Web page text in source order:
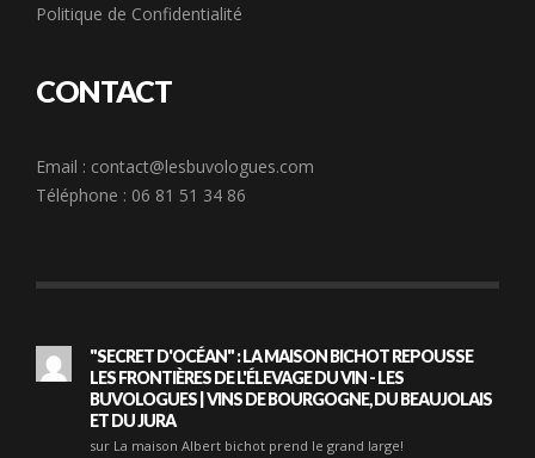
Politique de Confidentialité
CONTACT
Email : contact@lesbuvologues.com
Téléphone : 06 81 51 34 86
"SECRET D'OCÉAN" : LA MAISON BICHOT REPOUSSE
LES FRONTIÈRES DE L'ÉLEVAGE DU VIN - LES
BUVOLOGUES | VINS DE BOURGOGNE, DU BEAUJOLAIS
ET DU JURA
sur La maison Albert bichot prend le grand large!